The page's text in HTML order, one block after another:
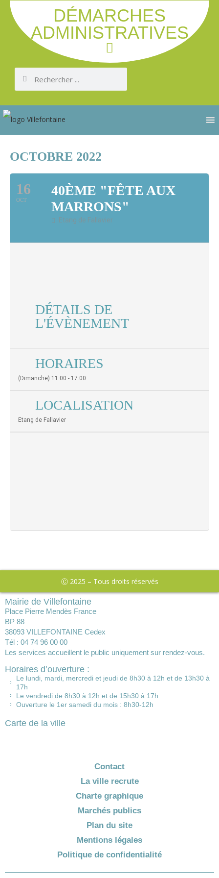
DÉMARCHES
ADMINISTRATIVES
OCTOBRE 2022
16
OCT
40ÈME "FÊTE AUX
MARRONS"
Etang de Fallavier
DÉTAILS DE
L'ÉVÈNEMENT
HORAIRES
(Dimanche) 11:00 - 17:00
LOCALISATION
Etang de Fallavier
Ⓒ 2025 – Tous droits réservés
Mairie de Villefontaine
Place Pierre Mendès France
BP 88
38093 VILLEFONTAINE Cedex
Tél : 04 74 96 00 00
Les services accueillent le public uniquement sur rendez-vous.
Horaires d’ouverture :
Le lundi, mardi, mercredi et jeudi de 8h30 à 12h et de 13h30 à
17h
Le vendredi de 8h30 à 12h et de 15h30 à 17h
Ouverture le 1er samedi du mois : 8h30-12h
Carte de la ville
Contact
La ville recrute
Charte graphique
Marchés publics
Plan du site
Mentions légales
Politique de confidentialité